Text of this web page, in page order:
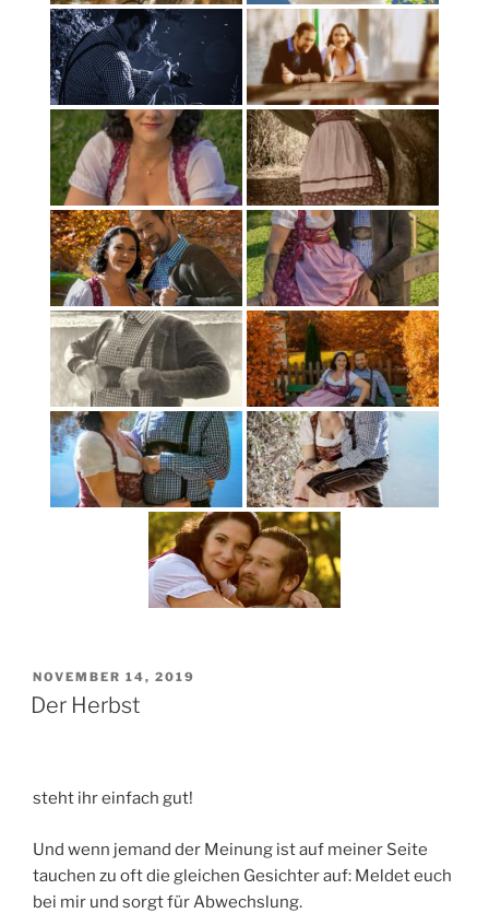
VERÖFFENTLICHT
AM
NOVEMBER 14, 2019
Der Herbst
steht ihr einfach gut!
Und wenn jemand der Meinung ist auf meiner Seite
tauchen zu oft die gleichen Gesichter auf: Meldet euch
bei mir und sorgt für Abwechslung.